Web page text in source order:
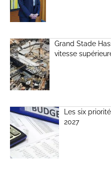
Grand Stade
vitesse
Les six
2027